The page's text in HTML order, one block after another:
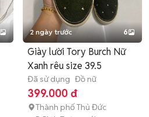
2 ngày trước 6
Giày lười Tory Burch Nữ
Xanh rêu size 39.5
Đã sử dụng Đồ nữ
399.000 đ
Thành phố Thủ Đức